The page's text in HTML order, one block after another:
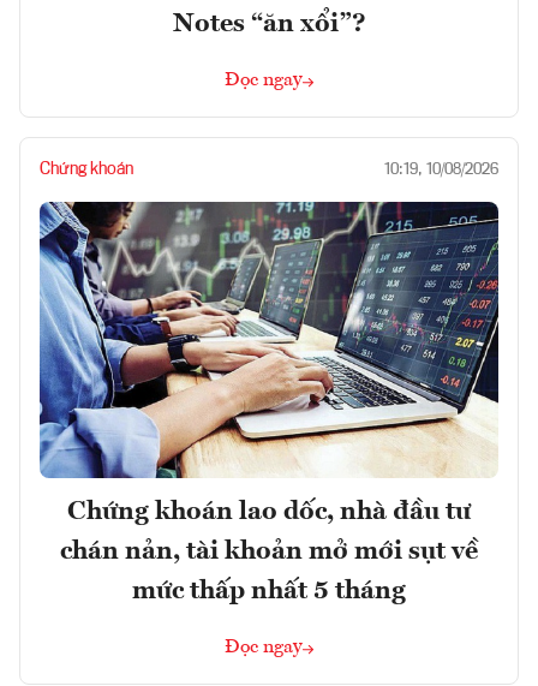
Notes “ăn xổi”?
Đọc ngay
Chứng khoán 10:19, 10/08/2026
Chứng khoán lao dốc, nhà đầu tư
chán nản, tài khoản mở mới sụt về
mức thấp nhất 5 tháng
Đọc ngay